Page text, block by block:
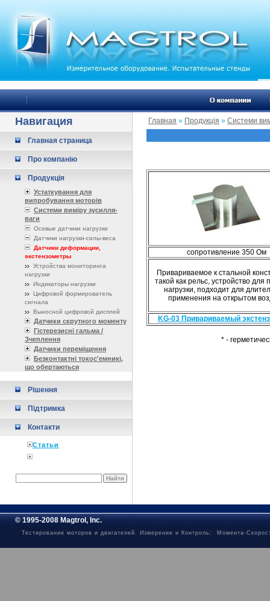
Навигация
Главная страница
Про компанію
Продукція
Устаткування для
випробування моторів
Системи виміру зусилля-
ваги
Осевые датчики нагрузки
Датчики нагрузки-силы-веса
Датчики деформации,
экстензометры
Устройства мониторинга
нагрузки
Индикаторы нагрузки
Цифровой формирователь
сигнала
Выносной цифровой дисплей
Датчики скрутного моменту
Гістерезисні гальма /
Зчеплення
Датчики переміщення
Безконтактні токос'емникі,
що обертаються
Рішення
Підтримка
Контакти
Статьи
Главная » Продукція » Системи
сопротивление 350 Ом
Привариваемое к стальной
такой как рельс, устройство для
нагрузки, подходит для
применения на открытом
KG-03 Привариваемый
* -
© 1995-2008 Magtrol, Inc.
Тестирование моторов и двигателей. Измерение и Контроль: Момента-